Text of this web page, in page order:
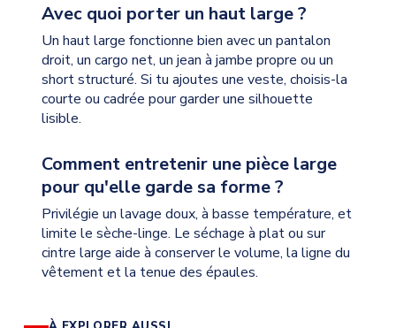
Avec quoi porter un haut large ?
Un haut large fonctionne bien avec un pantalon
droit, un cargo net, un jean à jambe propre ou un
short structuré. Si tu ajoutes une veste, choisis-la
courte ou cadrée pour garder une silhouette
lisible.
Comment entretenir une pièce large
pour qu'elle garde sa forme ?
Privilégie un lavage doux, à basse température, et
limite le sèche-linge. Le séchage à plat ou sur
cintre large aide à conserver le volume, la ligne du
vêtement et la tenue des épaules.